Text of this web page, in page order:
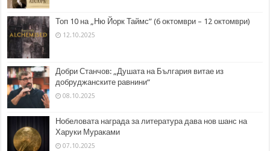
Топ 10 на „Ню Йорк Таймс” (6 октомври – 12 октомври)
12.10.2025
Добри Станчов: „Душата на България витае из
добруджанските равнини“
08.10.2025
Нобеловата награда за литература дава нов шанс на
Харуки Мураками
07.10.2025